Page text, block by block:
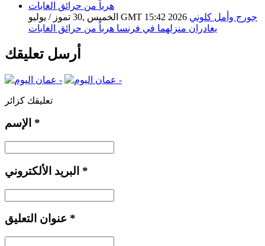
الخميس ,30 تموز / يوليو GMT 15:42 2026 جورج وأمل كلوني
يغادران منزلهما في فرنسا هرباً من حرائق الغابات
أرسل تعليقك
تعليقك كزائر
*
*
*